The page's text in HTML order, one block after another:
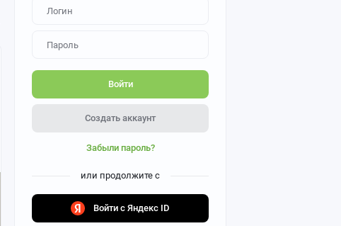
Войти
Создать аккаунт
Забыли пароль?
или продолжите с
Войти с Яндекс ID